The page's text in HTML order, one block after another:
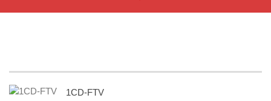
1CD-FTV